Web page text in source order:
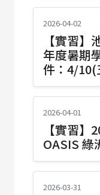
2026-04-02
【實習
年度暑期
件：4/10(
2026-04-01
【實習
OASIS 綠
2026-03-31